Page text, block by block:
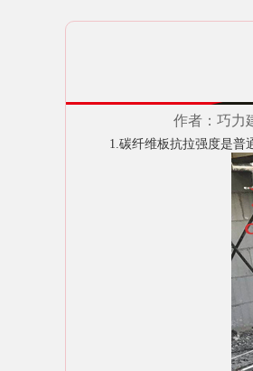
作者： 巧力
1.碳纤维板抗拉强度是普